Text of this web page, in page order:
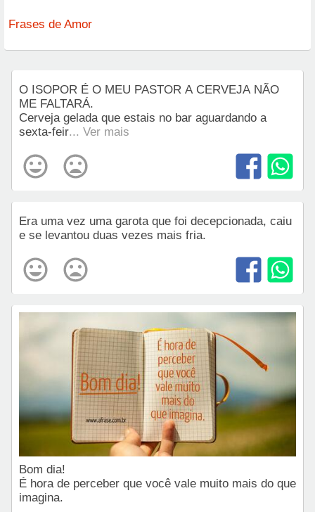
Frases de Amor
O ISOPOR É O MEU PASTOR A CERVEJA NÃO
ME FALTARÁ.
Cerveja gelada que estais no bar aguardando a
sexta-feir... Ver mais
Era uma vez uma garota que foi decepcionada, caiu
e se levantou duas vezes mais fria.
Bom dia!
É hora de perceber que você vale muito mais do que
imagina.